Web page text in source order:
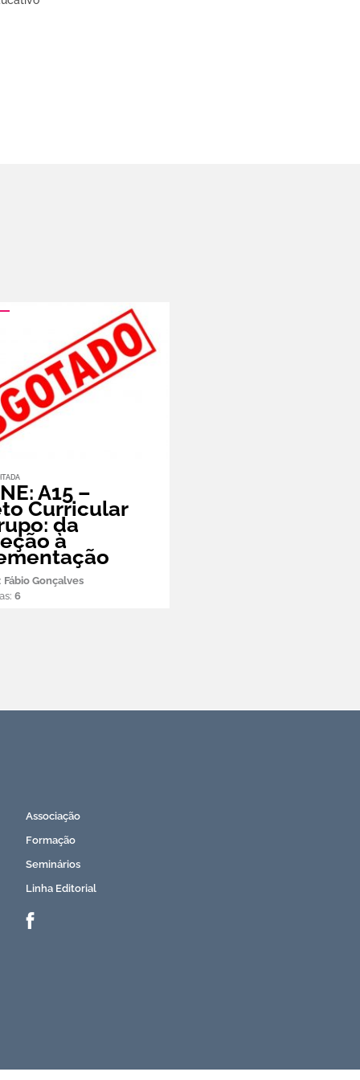
A15 –
Curricular
da
à
Fábio Gonçalves
6
Associação
Formação
Seminários
Linha Editorial